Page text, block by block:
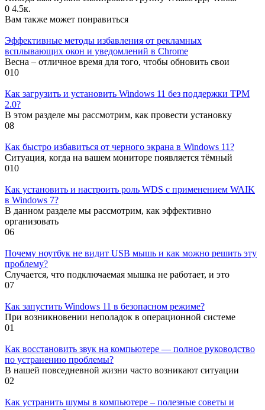
0 4.5к.
Вам также может понравиться
Эффективные методы избавления от рекламных
всплывающих окон и уведомлений в Chrome
Весна – отличное время для того, чтобы обновить свои
010
Как загрузить и установить Windows 11 без поддержки TPM
2.0?
В этом разделе мы рассмотрим, как провести установку
08
Как быстро избавиться от черного экрана в Windows 11?
Ситуация, когда на вашем мониторе появляется тёмный
010
Как установить и настроить роль WDS с применением WAIK
в Windows 7?
В данном разделе мы рассмотрим, как эффективно
организовать
06
Почему ноутбук не видит USB мышь и как можно решить эту
проблему?
Случается, что подключаемая мышка не работает, и это
07
Как запустить Windows 11 в безопасном режиме?
При возникновении неполадок в операционной системе
01
Как восстановить звук на компьютере — полное руководство
по устранению проблемы?
В нашей повседневной жизни часто возникают ситуации
02
Как устранить шумы в компьютере – полезные советы и